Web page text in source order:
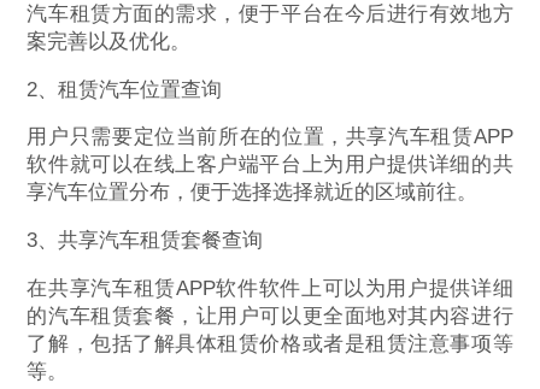
汽车租赁方面的需求，便于平台在今后进行有效地方
案完善以及优化。
2、租赁汽车位置查询
用户只需要定位当前所在的位置，共享汽车租赁APP
软件就可以在线上客户端平台上为用户提供详细的共
享汽车位置分布，便于选择选择就近的区域前往。
3、共享汽车租赁套餐查询
在共享汽车租赁APP软件软件上可以为用户提供详细
的汽车租赁套餐，让用户可以更全面地对其内容进行
了解，包括了解具体租赁价格或者是租赁注意事项等
等。